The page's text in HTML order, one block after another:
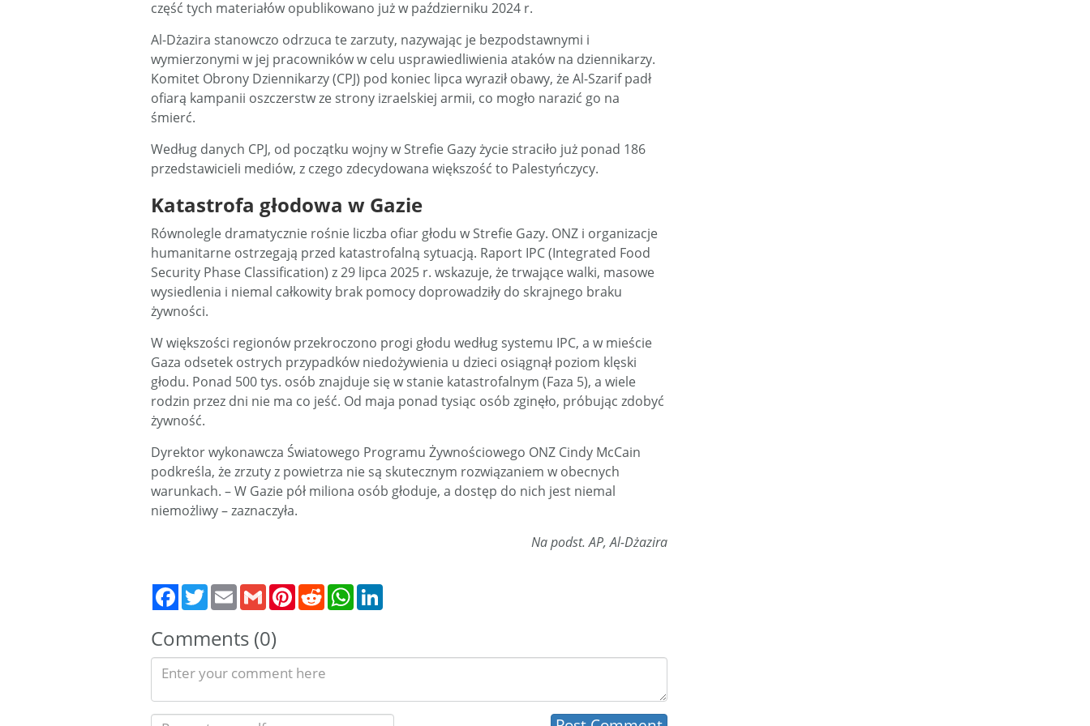
część tych materiałów opublikowano już w październiku 2024 r.
Al-Dżazira stanowczo odrzuca te zarzuty, nazywając je bezpodstawnymi i
wymierzonymi w jej pracowników w celu usprawiedliwienia ataków na dziennikarzy.
Komitet Obrony Dziennikarzy (CPJ) pod koniec lipca wyraził obawy, że Al-Szarif padł
ofiarą kampanii oszczerstw ze strony izraelskiej armii, co mogło narazić go na
śmierć.
Według danych CPJ, od początku wojny w Strefie Gazy życie straciło już ponad 186
przedstawicieli mediów, z czego zdecydowana większość to Palestyńczycy.
Katastrofa głodowa w Gazie
Równolegle dramatycznie rośnie liczba ofiar głodu w Strefie Gazy. ONZ i organizacje
humanitarne ostrzegają przed katastrofalną sytuacją. Raport IPC (Integrated Food
Security Phase Classification) z 29 lipca 2025 r. wskazuje, że trwające walki, masowe
wysiedlenia i niemal całkowity brak pomocy doprowadziły do skrajnego braku
żywności.
W większości regionów przekroczono progi głodu według systemu IPC, a w mieście
Gaza odsetek ostrych przypadków niedożywienia u dzieci osiągnął poziom klęski
głodu. Ponad 500 tys. osób znajduje się w stanie katastrofalnym (Faza 5), a wiele
rodzin przez dni nie ma co jeść. Od maja ponad tysiąc osób zginęło, próbując zdobyć
żywność.
Dyrektor wykonawcza Światowego Programu Żywnościowego ONZ Cindy McCain
podkreśla, że zrzuty z powietrza nie są skutecznym rozwiązaniem w obecnych
warunkach. – W Gazie pół miliona osób głoduje, a dostęp do nich jest niemal
niemożliwy – zaznaczyła.
Na podst. AP, Al-Dżazira
TwitterEmail Gmail PinterestRedditWhatsApp
Comments (0)